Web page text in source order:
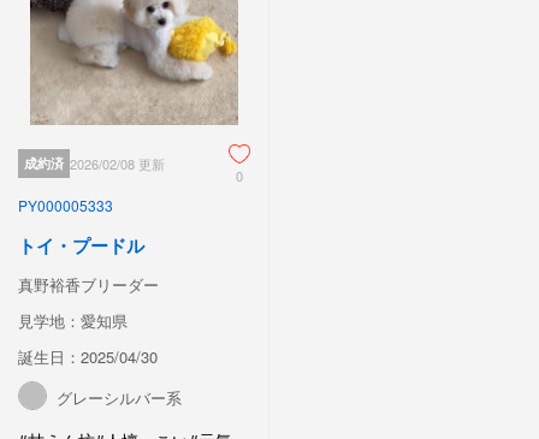
成約済 2026/02/08 更新
0
PY000005333
トイ・プードル
真野裕香ブリーダー
見学地：愛知県
誕生日：2025/04/30
グレーシルバー系